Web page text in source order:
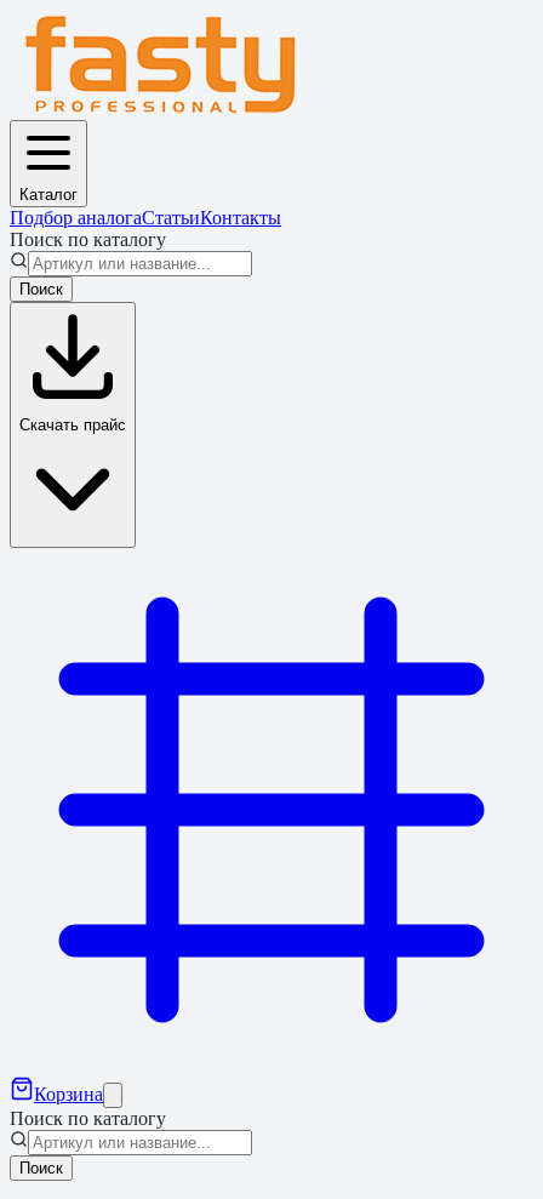
Каталог
Подбор аналогаСтатьиКонтакты
Поиск по каталогу
Поиск
Скачать прайс
Корзина
Поиск по каталогу
Поиск